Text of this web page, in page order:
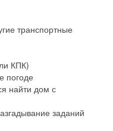
транспортные
КПК)
погоде
найти дом с
заданий